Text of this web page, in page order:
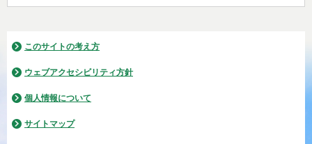
このサイトの考え方
ウェブアクセシビリティ方針
個人情報について
サイトマップ